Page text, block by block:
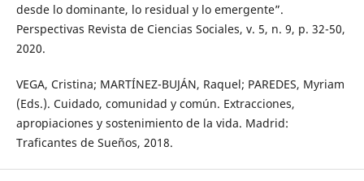
desde lo dominante, lo residual y lo emergente”.
Perspectivas Revista de Ciencias Sociales, v. 5, n. 9, p. 32-50,
2020.
VEGA, Cristina; MARTÍNEZ-BUJÁN, Raquel; PAREDES, Myriam
(Eds.). Cuidado, comunidad y común. Extracciones,
apropiaciones y sostenimiento de la vida. Madrid:
Traficantes de Sueños, 2018.